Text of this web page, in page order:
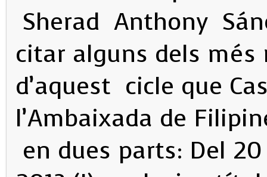
Sherad Anthony
citar alguns dels
d’aquest cicle que
l’Ambaixada de
en dues parts: Del